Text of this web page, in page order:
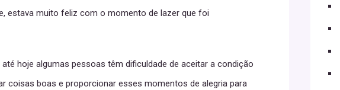
estava muito feliz com o momento de lazer que foi
hoje algumas pessoas têm dificuldade de aceitar a condição
coisas boas e proporcionar esses momentos de alegria para